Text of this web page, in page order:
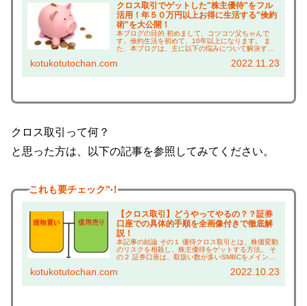
クロス取引でゲットした"株主優待"をフル
活用！年５０万円以上お得に生活する"倹約
術"を大公開！
本ブログの目的 初めまして、コツコツ父ちゃんで
す。倹約生活を初めて、10年以上になります。 ま
た、本ブログは、主に以下の悩みについて解決する
は、 ・株主優待って何がもらえるの？ →実際に使
kotukotutochan.com 2022.11.23
クロス取引って何？
と思った方は、以下の記事を参照してみてください。
これも要チェック”！
【クロス取引】どうやってやるの？？証券
口座での具体的手順を全画像付きで徹底解
説！
本記事の結論 その１ 優待クロス取引とは、株価変動
のリスクを相殺し、株主優待をゲットする方法。 そ
の２ 証券口座は、取扱い数が多いSMBCをメイン、
企業でクロス取引するかは、 本ブログの...
kotukotutochan.com 2022.10.23